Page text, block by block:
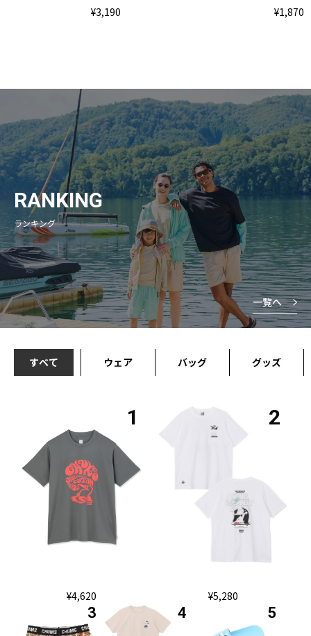
¥3,190 ¥1,870
RANKING
ランキング
一覧へ
すべて ウェア バッグ グッズ
¥4,620 ¥5,280